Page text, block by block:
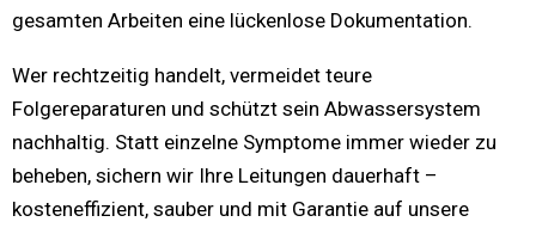
gesamten Arbeiten eine lückenlose Dokumentation.
Wer rechtzeitig handelt, vermeidet teure
Folgereparaturen und schützt sein Abwassersystem
nachhaltig. Statt einzelne Symptome immer wieder zu
beheben, sichern wir Ihre Leitungen dauerhaft –
kosteneffizient, sauber und mit Garantie auf unsere